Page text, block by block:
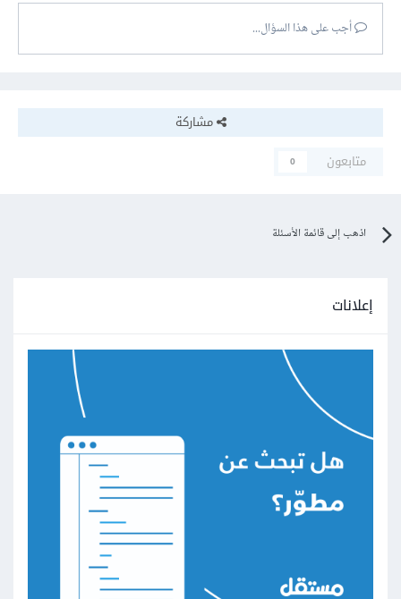
أجب على هذا السؤال...
مشاركة
متابعون
0
اذهب إلى قائمة الأسئلة
إعلانات